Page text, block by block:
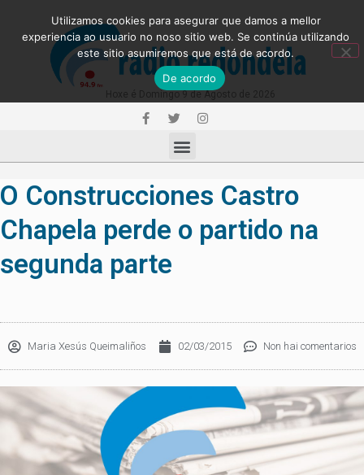
O Construcciones Castro
Chapela perde o partido na
segunda parte
Maria Xesús Queimaliños 02/03/2015 Non hai comentarios
Utilizamos cookies para asegurar que damos a mellor
experiencia ao usuario no noso sitio web. Se continúa utilizando
este sitio asumiremos que está de acordo.
De acordo